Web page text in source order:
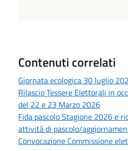
Contenuti correlati
Giornata ecologica 30 luglio
Rilascio Tessere Elettorali in
del 22 e 23 Marzo 2026
Fida pascolo Stagione 2026 e
attività di pascolo/
Convocazione Commissione